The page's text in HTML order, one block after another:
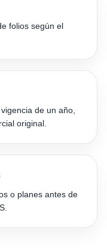
folios según el
de un año,
original.
o planes antes de